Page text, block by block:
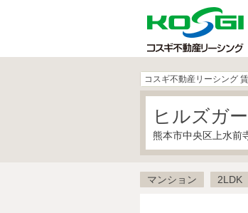
コスギ不動産リーシング
ヒルズガ
熊本市中央区上水前
マンション 2LDK